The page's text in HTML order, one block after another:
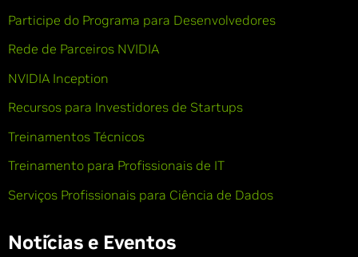
Participe do Programa para Desenvolvedores
Rede de Parceiros NVIDIA
NVIDIA Inception
Recursos para Investidores de Startups
Treinamentos Técnicos
Treinamento para Profissionais de IT
Serviços Profissionais para Ciência de Dados
Notícias e Eventos